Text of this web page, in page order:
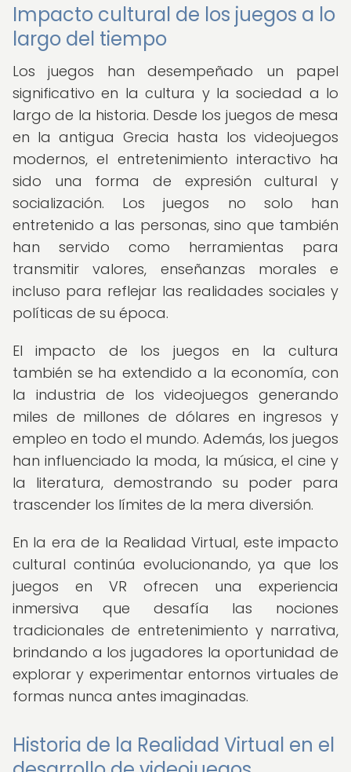
Impacto cultural de los juegos a lo
largo del tiempo
Los juegos han desempeñado un papel
significativo en la cultura y la sociedad a lo
largo de la historia. Desde los juegos de mesa
en la antigua Grecia hasta los videojuegos
modernos, el entretenimiento interactivo ha
sido una forma de expresión cultural y
socialización. Los juegos no solo han
entretenido a las personas, sino que también
han servido como herramientas para
transmitir valores, enseñanzas morales e
incluso para reflejar las realidades sociales y
políticas de su época.
El impacto de los juegos en la cultura
también se ha extendido a la economía, con
la industria de los videojuegos generando
miles de millones de dólares en ingresos y
empleo en todo el mundo. Además, los juegos
han influenciado la moda, la música, el cine y
la literatura, demostrando su poder para
trascender los límites de la mera diversión.
En la era de la Realidad Virtual, este impacto
cultural continúa evolucionando, ya que los
juegos en VR ofrecen una experiencia
inmersiva que desafía las nociones
tradicionales de entretenimiento y narrativa,
brindando a los jugadores la oportunidad de
explorar y experimentar entornos virtuales de
formas nunca antes imaginadas.
Historia de la Realidad Virtual en el